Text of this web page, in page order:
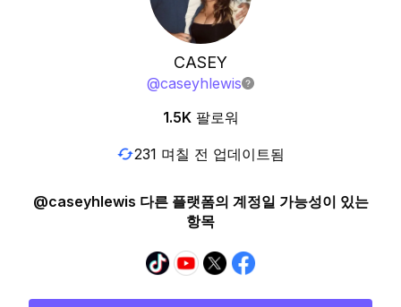
CASEY
@caseyhlewis
1.5K 팔로워
231 며칠 전 업데이트됨
@caseyhlewis 다른 플랫폼의 계정일 가능성이 있는
항목